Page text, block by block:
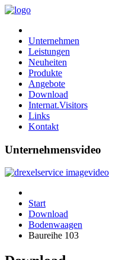
Unternehmen
Leistungen
Neuheiten
Produkte
Angebote
Download
Internat.Visitors
Links
Kontakt
Unternehmensvideo
Start
Download
Bodenwaagen
Baureihe 103